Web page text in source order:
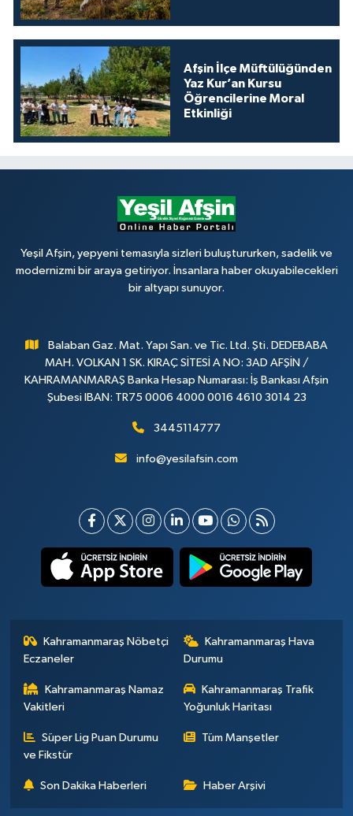
Afşin İlçe Müftülüğünden
Yaz Kur’an Kursu
Öğrencilerine Moral
Etkinliği
Yeşil Afşin, yepyeni temasıyla sizleri buluştururken, sadelik ve
modernizmi bir araya getiriyor. İnsanlara haber okuyabilecekleri
bir altyapı sunuyor.
Balaban Gaz. Mat. Yapı San. ve Tic. Ltd. Şti. DEDEBABA
MAH. VOLKAN 1 SK. KIRAÇ SİTESİ A NO: 3AD AFŞİN /
KAHRAMANMARAŞ Banka Hesap Numarası: İş Bankası Afşin
Şubesi IBAN: TR75 0006 4000 0016 4610 3014 23
3445114777
info@yesilafsin.com
Kahramanmaraş Nöbetçi
Eczaneler
Kahramanmaraş Hava
Durumu
Kahramanmaraş Namaz
Vakitleri
Kahramanmaraş Trafik
Yoğunluk Haritası
Süper Lig Puan Durumu
ve Fikstür
Tüm Manşetler
Son Dakika Haberleri Haber Arşivi